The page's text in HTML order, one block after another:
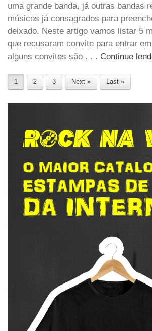
uma grande banda, já outras bandas
músicos já consagrados para
deixado. Neste artigo vamos listar 5
que recusaram convite para entrar
alguns convites são . . . Continue
1 2 3 Next » Last »